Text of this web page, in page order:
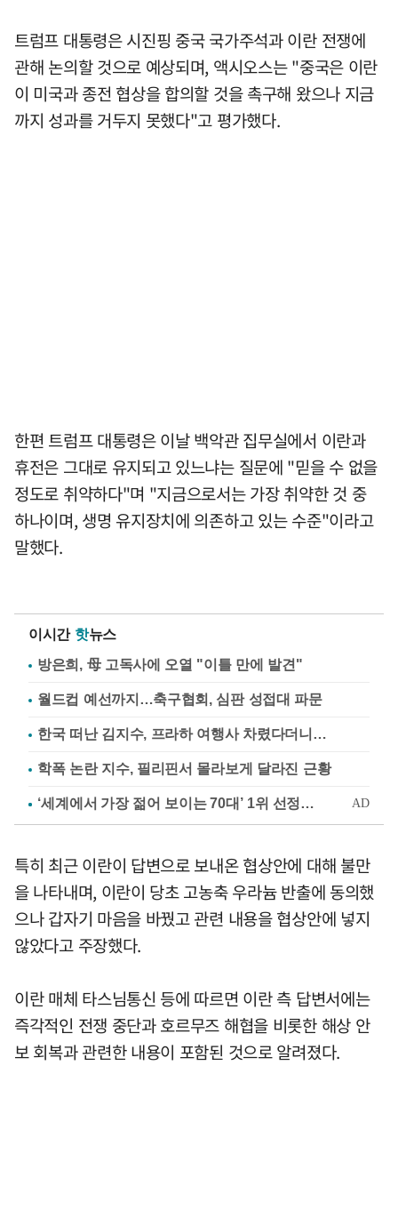
트럼프 대통령은 시진핑 중국 국가주석과 이란 전쟁에
관해 논의할 것으로 예상되며, 액시오스는 "중국은 이란
이 미국과 종전 협상을 합의할 것을 촉구해 왔으나 지금
까지 성과를 거두지 못했다"고 평가했다.
한편 트럼프 대통령은 이날 백악관 집무실에서 이란과
휴전은 그대로 유지되고 있느냐는 질문에 "믿을 수 없을
정도로 취약하다"며 "지금으로서는 가장 취약한 것 중
하나이며, 생명 유지장치에 의존하고 있는 수준"이라고
말했다.
이시간 핫뉴스
방은희, 母 고독사에 오열 "이틀 만에 발견"
월드컵 예선까지…축구협회, 심판 성접대 파문
한국 떠난 김지수, 프라하 여행사 차렸다더니…
학폭 논란 지수, 필리핀서 몰라보게 달라진 근황
특히 최근 이란이 답변으로 보내온 협상안에 대해 불만
을 나타내며, 이란이 당초 고농축 우라늄 반출에 동의했
으나 갑자기 마음을 바꿨고 관련 내용을 협상안에 넣지
않았다고 주장했다.
이란 매체 타스님통신 등에 따르면 이란 측 답변서에는
즉각적인 전쟁 중단과 호르무즈 해협을 비롯한 해상 안
보 회복과 관련한 내용이 포함된 것으로 알려졌다.